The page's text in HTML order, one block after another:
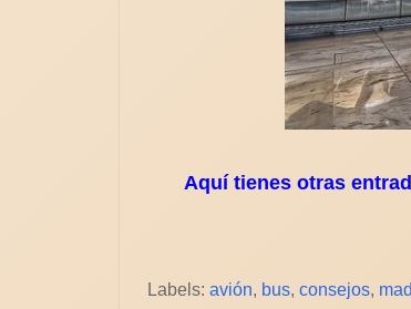
Aquí tienes otras
Labels: avión, bus, consejos,